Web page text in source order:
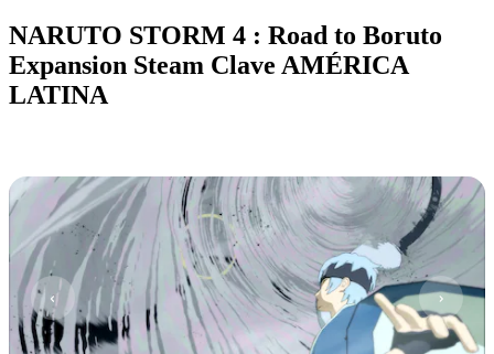
NARUTO STORM 4 : Road to Boruto
Expansion Steam Clave AMÉRICA
LATINA